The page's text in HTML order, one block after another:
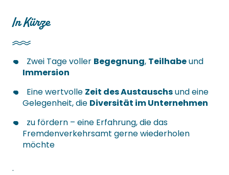
In Kürze
Zwei Tage voller Begegnung, Teilhabeund
Immersion
Eine wertvolle Zeit des Austauschsund eine
Gelegenheit, die Diversität im Unternehmen
zu fördern – eine Erfahrung, die das
Fremdenverkehrsamt gerne wiederholen
möchte
.